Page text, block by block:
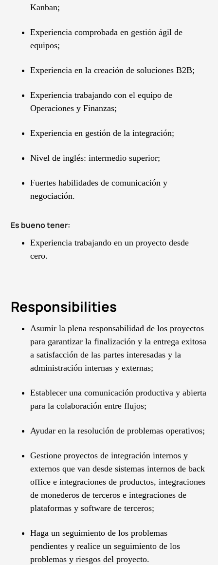
Kanban;
Experiencia comprobada en gestión ágil de
equipos;
Experiencia en la creación de soluciones B2B;
Experiencia trabajando con el equipo de
Operaciones y Finanzas;
Experiencia en gestión de la integración;
Nivel de inglés: intermedio superior;
Fuertes habilidades de comunicación y
negociación.
Es bueno tener:
Experiencia trabajando en un proyecto desde
cero.
Responsibilities
Asumir la plena responsabilidad de los proyectos
para garantizar la finalización y la entrega exitosa
a satisfacción de las partes interesadas y la
administración internas y externas;
Establecer una comunicación productiva y abierta
para la colaboración entre flujos;
Ayudar en la resolución de problemas operativos;
Gestione proyectos de integración internos y
externos que van desde sistemas internos de back
office e integraciones de productos, integraciones
de monederos de terceros e integraciones de
plataformas y software de terceros;
Haga un seguimiento de los problemas
pendientes y realice un seguimiento de los
problemas y riesgos del proyecto.